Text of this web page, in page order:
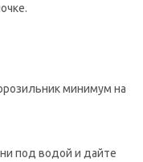
минимум на
под водой и дайте